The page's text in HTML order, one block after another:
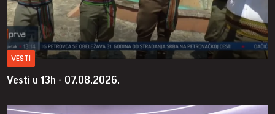
VESTI
Vesti u 13h - 07.08.2026.